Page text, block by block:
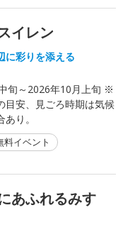
イレン
に彩りを添える
旬～2026年10月上旬 ※
目安、見ごろ時期は気候
り。
料イベント
ふれるみすゞ